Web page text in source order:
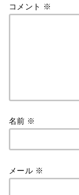
コメント ※
名前 ※
メール ※